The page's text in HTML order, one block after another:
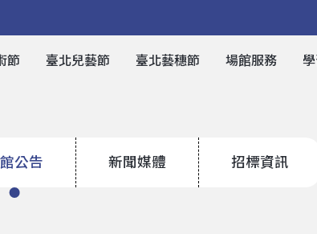
節 臺北兒藝節 臺北藝穗節 場館服務
公告 新聞媒體 招標資訊